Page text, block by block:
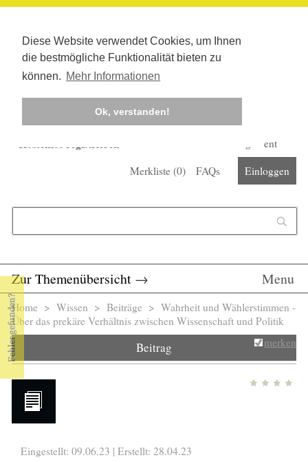
Diese Website verwendet Cookies, um Ihnen
die bestmögliche Funktionalität bieten zu
können. Mehr Informationen
Ok, verstanden!
Kostenlos registrieren
Corona-Management
Merkliste (0) FAQs Einloggen
Zur Themenübersicht → Menu
Sie sind hier
Home > Wissen > Beiträge > Wahrheit und Wählerstimmen -
Über das prekäre Verhältnis zwischen Wissenschaft und Politik
Beitrag merken
Eingestellt: 09.06.23 | Erstellt: 28.04.23